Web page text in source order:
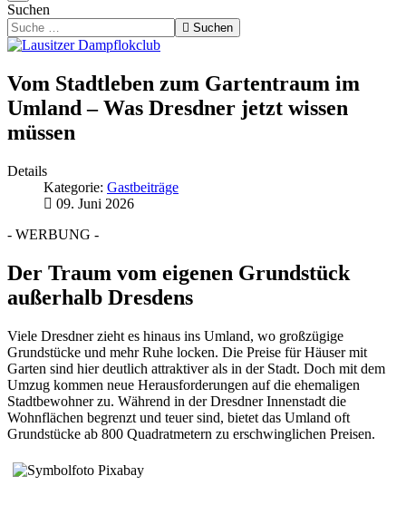
Suchen
Suchen
Vom Stadtleben zum Gartentraum im
Umland – Was Dresdner jetzt wissen
müssen
Details
Kategorie: Gastbeiträge
09. Juni 2026
- WERBUNG -
Der Traum vom eigenen Grundstück
außerhalb Dresdens
Viele Dresdner zieht es hinaus ins Umland, wo großzügige
Grundstücke und mehr Ruhe locken. Die Preise für Häuser mit
Garten sind hier deutlich attraktiver als in der Stadt. Doch mit dem
Umzug kommen neue Herausforderungen auf die ehemaligen
Stadtbewohner zu. Während in der Dresdner Innenstadt die
Wohnflächen begrenzt und teuer sind, bietet das Umland oft
Grundstücke ab 800 Quadratmetern zu erschwinglichen Preisen.